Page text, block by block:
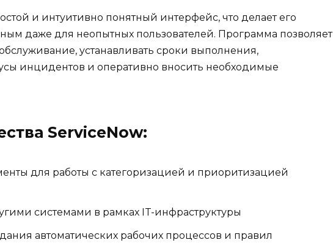
и интуитивно понятный интерфейс, что делает его
даже для неопытных пользователей. Программа позволяет
устанавливать сроки выполнения,
инцидентов и оперативно вносить необходимые
ServiceNow:
для работы с категоризацией и приоритизацией
системами в рамках IT-инфраструктуры
автоматических рабочих процессов и правил